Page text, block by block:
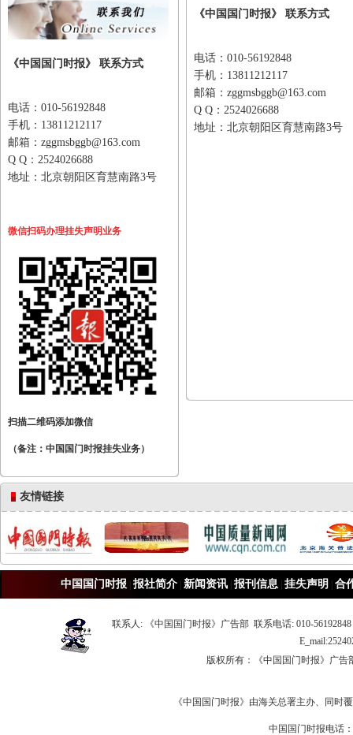
《中国国门时报》 联系方式
电话：010-56192848
手机：13811212117
邮箱：zggmsbggb@163.com
Q Q：2524026688
地址：北京朝阳区育慧南路3号
微信扫码办理挂失声明业务
扫描二维码添加微信
（备注：中国国门时报挂失业务）
《中国国门时报》 联系方式
电话：010-56192848
手机：13811212117
邮箱：zggmsbggb@163.com
Q Q：2524026688
地址：北京朝阳区育慧南路3号
友情链接
中国国门时报 报社简介 新闻资讯 报刊信息 挂失声明 合
联系人: 《中国国门时报》广告部 联系电话: 010-
版权所有：《中国国门时报》广
《中国国门时报》由海关总署主办、同时
中国国门时报电话：